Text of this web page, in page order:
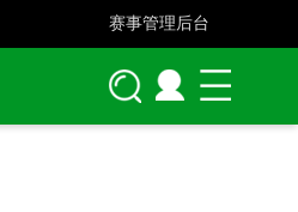
赛事管理后台